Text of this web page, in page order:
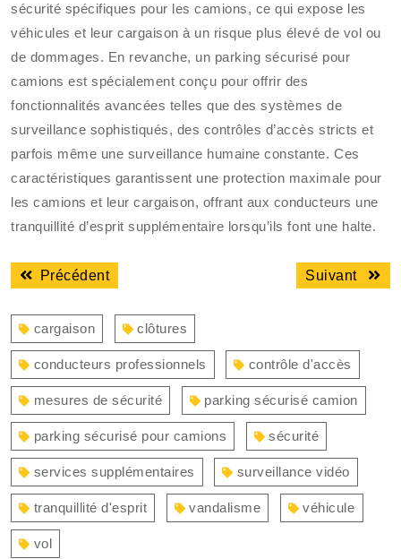
sécurité spécifiques pour les camions, ce qui expose les
véhicules et leur cargaison à un risque plus élevé de vol ou
de dommages. En revanche, un parking sécurisé pour
camions est spécialement conçu pour offrir des
fonctionnalités avancées telles que des systèmes de
surveillance sophistiqués, des contrôles d’accès stricts et
parfois même une surveillance humaine constante. Ces
caractéristiques garantissent une protection maximale pour
les camions et leur cargaison, offrant aux conducteurs une
tranquillité d’esprit supplémentaire lorsqu’ils font une halte.
Navigation
de
l’article
PrécédentArticle
Suivant
cargaison clôtures
conducteurs professionnels contrôle d'accès
mesures de sécurité parking sécurisé camion
parking sécurisé pour camions sécurité
services supplémentaires surveillance vidéo
tranquillité d'esprit vandalisme véhicule
vol